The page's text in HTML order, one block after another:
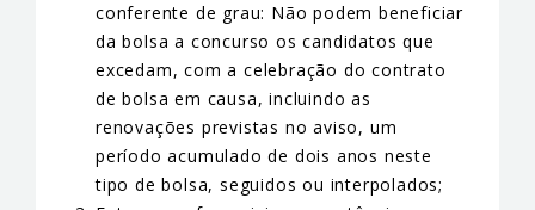
conferente de grau: Não podem beneficiar
da bolsa a concurso os candidatos que
excedam, com a celebração do contrato
de bolsa em causa, incluindo as
renovações previstas no aviso, um
período acumulado de dois anos neste
tipo de bolsa, seguidos ou interpolados;